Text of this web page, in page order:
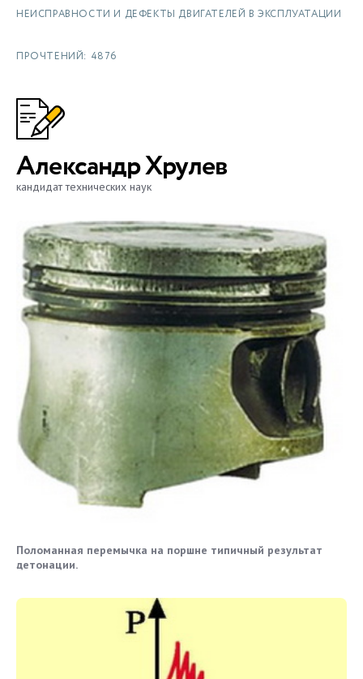
НЕИСПРАВНОСТИ И ДЕФЕКТЫ ДВИГАТЕЛЕЙ В ЭКСПЛУАТАЦИИ
ПРОЧТЕНИЙ: 4876
Александр Хрулев
кандидат технических наук
Поломанная перемычка на поршне типичный результат
детонации.